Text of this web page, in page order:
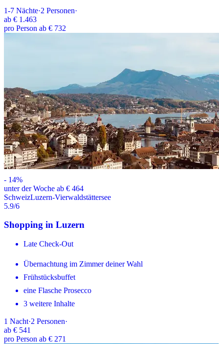
1-7 Nächte·2 Personen·
ab € 1.463
pro Person ab € 732
- 14%
unter der Woche ab € 464
SchweizLuzern-Vierwaldstättersee
5.9/6
Shopping in Luzern
Late Check-Out
Übernachtung im Zimmer deiner Wahl
Frühstücksbuffet
eine Flasche Prosecco
3 weitere Inhalte
1 Nacht·2 Personen·
ab € 541
pro Person ab € 271